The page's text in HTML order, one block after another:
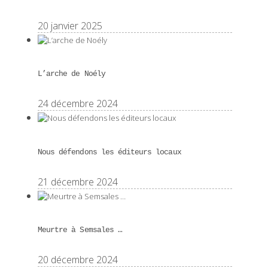
20 janvier 2025
L’arche de Noély
24 décembre 2024
Nous défendons les éditeurs locaux
21 décembre 2024
Meurtre à Semsales …
20 décembre 2024